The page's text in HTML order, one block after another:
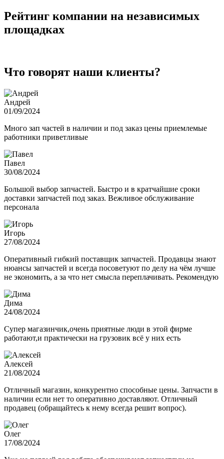
Рейтинг компании на независимых
площадках
Что говорят наши клиенты?
Андрей
01/09/2024
Много зап частей в наличии и под заказ цены приемлемые
работники приветливые
Павел
30/08/2024
Большой выбор запчастей. Быстро и в кратчайшие сроки
доставки запчастей под заказ. Вежливое обслуживание
персонала
Игорь
27/08/2024
Оперативный гибкий поставщик запчастей. Продавцы знают
нюансы запчастей и всегда посоветуют по делу на чём лучше
не экономить, а за что нет смысла переплачивать. Рекомендую
Дима
24/08/2024
Супер магазинчик,очень приятные люди в этой фирме
работают,и практически на грузовик всё у них есть
Алексей
21/08/2024
Отличный магазин, конкурентно способные цены. Запчасти в
наличии если нет то оперативно доставляют. Отличный
продавец (обращайтесь к нему всегда решит вопрос).
Олег
17/08/2024